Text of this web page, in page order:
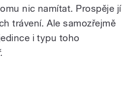
nic namítat. Prospěje jí
trávení. Ale samozřejmě
i typu toho